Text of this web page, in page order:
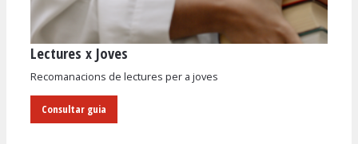
Diapositiva 1 de 1
Lectures x Joves
Recomanacions de lectures per a joves
Consultar guia